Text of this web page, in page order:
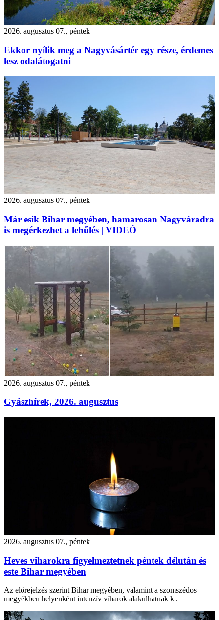
2026. augusztus 07., péntek
Ekkor nyílik meg a Nagyvásártér egy része, érdemes
lesz odalátogatni
2026. augusztus 07., péntek
Már esik Bihar megyében, hamarosan Nagyváradra
is megérkezhet a lehűlés | VIDEÓ
2026. augusztus 07., péntek
Gyászhírek, 2026. augusztus
2026. augusztus 07., péntek
Heves viharokra figyelmeztetnek péntek délután és
este Bihar megyében
Az előrejelzés szerint Bihar megyében, valamint a szomszédos
megyékben helyenként intenzív viharok alakulhatnak ki.